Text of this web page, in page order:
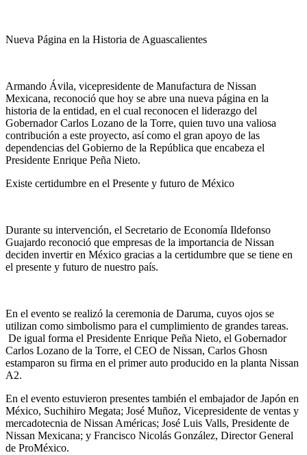
Nueva Página en la Historia de Aguascalientes
Armando Ávila, vicepresidente de Manufactura de Nissan
Mexicana, reconoció que hoy se abre una nueva página en la
historia de la entidad, en el cual reconocen el liderazgo del
Gobernador Carlos Lozano de la Torre, quien tuvo una valiosa
contribución a este proyecto, así como el gran apoyo de las
dependencias del Gobierno de la República que encabeza el
Presidente Enrique Peña Nieto.
Existe certidumbre en el Presente y futuro de México
Durante su intervención, el Secretario de Economía Ildefonso
Guajardo reconoció que empresas de la importancia de Nissan
deciden invertir en México gracias a la certidumbre que se tiene en
el presente y futuro de nuestro país.
En el evento se realizó la ceremonia de Daruma, cuyos ojos se
utilizan como simbolismo para el cumplimiento de grandes tareas.
De igual forma el Presidente Enrique Peña Nieto, el Gobernador
Carlos Lozano de la Torre, el CEO de Nissan, Carlos Ghosn
estamparon su firma en el primer auto producido en la planta Nissan
A2.
En el evento estuvieron presentes también el embajador de Japón en
México, Suchihiro Megata; José Muñoz, Vicepresidente de ventas y
mercadotecnia de Nissan Américas; José Luis Valls, Presidente de
Nissan Mexicana; y Francisco Nicolás González, Director General
de ProMéxico.